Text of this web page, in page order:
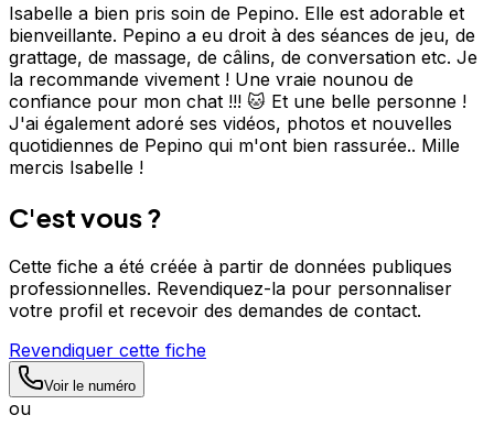
Isabelle a bien pris soin de Pepino. Elle est adorable et
bienveillante. Pepino a eu droit à des séances de jeu, de
grattage, de massage, de câlins, de conversation etc. Je
la recommande vivement ! Une vraie nounou de
confiance pour mon chat !!! 🐱 Et une belle personne !
J'ai également adoré ses vidéos, photos et nouvelles
quotidiennes de Pepino qui m'ont bien rassurée.. Mille
mercis Isabelle !
C'est vous ?
Cette fiche a été créée à partir de données publiques
professionnelles. Revendiquez-la pour personnaliser
votre profil et recevoir des demandes de contact.
Revendiquer cette fiche
Voir le numéro
ou